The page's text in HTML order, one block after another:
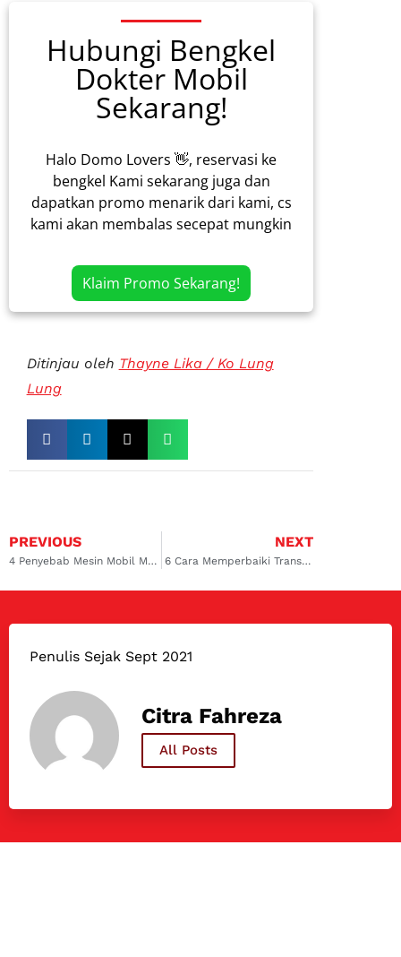
Hubungi Bengkel
Dokter Mobil
Sekarang!
Halo Domo Lovers 👋, reservasi ke
bengkel Kami sekarang juga dan
dapatkan promo menarik dari kami, cs
kami akan membalas secepat mungkin
Klaim Promo Sekarang!
Ditinjau oleh Thayne Lika / Ko Lung
Lung
PREVIOUS
4 Penyebab Mesin Mobil Mati Mendadak & Cara Atasinya
NEXT
6 Cara Memperbaiki Transmisi Mobil Matic dan Perawatannya
Penulis Sejak Sept 2021
Citra Fahreza
All Posts